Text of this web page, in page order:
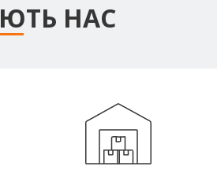
НАС
Більшість позицій завжди в
наявності на складі, що
забезпечує оперативну